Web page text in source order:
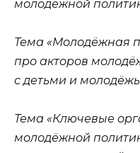
молодёжной
Тема «Молодёжная
про акторов
с детьми и
Тема «Ключевые
молодёжной